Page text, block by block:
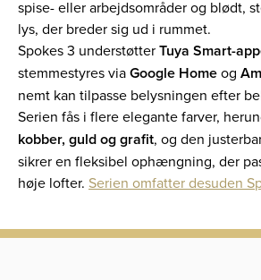
spise- eller arbejdsområder og blødt,
lys, der breder sig ud i rummet.
Spokes 3 understøtterTuya Smart-
stemmestyres viaGoogle Homeog
nemt kan tilpasse belysningen efter
Serien fås i flere elegante farver,
kobber, guld og grafit, og den
sikrer en fleksibel ophængning, der
høje lofter. Serien omfatter desuden